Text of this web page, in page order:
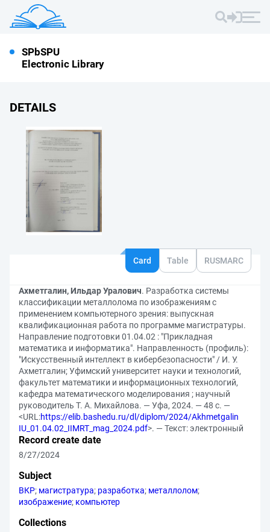
SPbSPU
Electronic Library
DETAILS
Card Table RUSMARC
Ахметгалин, Ильдар Уралович. Разработка системы
классификации металлолома по изображениям с
применением компьютерного зрения: выпускная
квалификационная работа по программе магистратуры.
Направление подготовки 01.04.02 : "Прикладная
математика и информатика". Направленность (профиль):
"Искусственный интеллект в кибербезопасности" / И. У.
Ахметгалин; Уфимский университет науки и технологий,
факультет математики и информационных технологий,
кафедра математического моделирования ; научный
руководитель Т. А. Михайлова. — Уфа, 2024. — 48 с. —
<URL:https://elib.bashedu.ru/dl/diplom/2024/Akhmetgalin
IU_01.04.02_IIMRT_mag_2024.pdf>. — Текст: электронный
Record create date
8/27/2024
Subject
ВКР; магистратура; разработка; металлолом;
изображение; компьютер
Collections